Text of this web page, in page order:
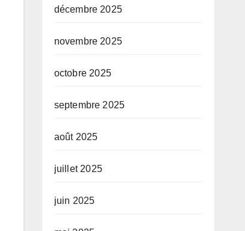
décembre 2025
novembre 2025
octobre 2025
septembre 2025
août 2025
juillet 2025
juin 2025